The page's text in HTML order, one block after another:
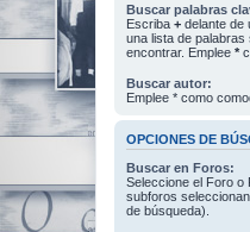
Buscar palabras
Escriba + delante de
una lista de
encontrar. Emplee *
Buscar autor:
Emplee * como
OPCIONES DE
Buscar en Foros:
Seleccione el Foro o
subforos
de búsqueda).